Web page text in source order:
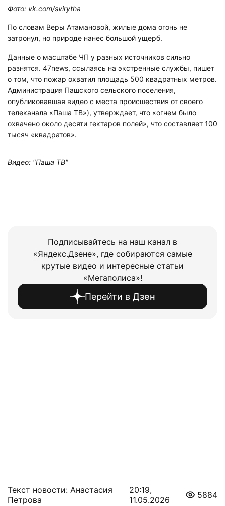
Фото: vk.com/svirytha
По словам Веры Атамановой, жилые дома огонь не
затронул, но природе нанес большой ущерб.
Данные о масштабе ЧП у разных источников сильно
разнятся. 47news, ссылаясь на экстренные службы, пишет
о том, что пожар охватил площадь 500 квадратных метров.
Администрация Пашского сельского поселения,
опубликовавшая видео с места происшествия от своего
телеканала «Паша ТВ»), утверждает, что «огнем было
охвачено около десяти гектаров полей», что составляет 100
тысяч «квадратов».
Видео: "Паша ТВ"
Подписывайтесь на наш канал в
«Яндекс.Дзене», где собираются самые
крутые видео и интересные статьи
«Мегаполиса»!
Перейти в Дзен
Текст новости: Анастасия
Петрова
20:19,
11.05.2026
5884